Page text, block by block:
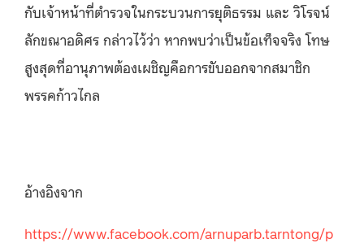
กับเจ้าหน้าที่ตำรวจในกระบวนการยุติธรรม และ วิโรจน์
ลักขณาอดิศร กล่าวไว้ว่า หากพบว่าเป็นข้อเท็จจริง โทษ
สูงสุดที่อานุภาพต้องเผชิญคือการขับออกจากสมาชิก
พรรคก้าวไกล
อ้างอิงจาก
https://www.facebook.com/arnuparb.tarntong/p